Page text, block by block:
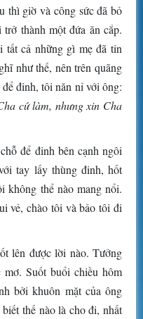
thì giờ và công sức đã bỏ
thành một đứa ăn cắp.
tất cả những gì mẹ đã tin
như thế, nên trên quãng
đinh, tôi năn nỉ với ông:
cứ làm, nhưng xin Cha
để đinh bên cạnh ngôi
tay lấy thùng đinh, hốt
không thể nào mang nổi.
vẻ, chào tôi và bảo tôi đi
lên được lời nào. Tưởng
Suốt buổi chiều hôm
bởi khuôn mặt của ông
thế nào là cho đi, nhất